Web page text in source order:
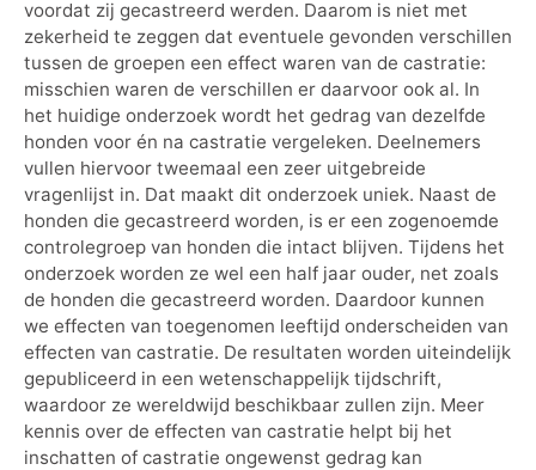
voordat zij gecastreerd werden. Daarom is niet met
zekerheid te zeggen dat eventuele gevonden verschillen
tussen de groepen een effect waren van de castratie:
misschien waren de verschillen er daarvoor ook al. In
het huidige onderzoek wordt het gedrag van dezelfde
honden voor én na castratie vergeleken. Deelnemers
vullen hiervoor tweemaal een zeer uitgebreide
vragenlijst in. Dat maakt dit onderzoek uniek. Naast de
honden die gecastreerd worden, is er een zogenoemde
controlegroep van honden die intact blijven. Tijdens het
onderzoek worden ze wel een half jaar ouder, net zoals
de honden die gecastreerd worden. Daardoor kunnen
we effecten van toegenomen leeftijd onderscheiden van
effecten van castratie. De resultaten worden uiteindelijk
gepubliceerd in een wetenschappelijk tijdschrift,
waardoor ze wereldwijd beschikbaar zullen zijn. Meer
kennis over de effecten van castratie helpt bij het
inschatten of castratie ongewenst gedrag kan